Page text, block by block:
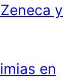
y
en